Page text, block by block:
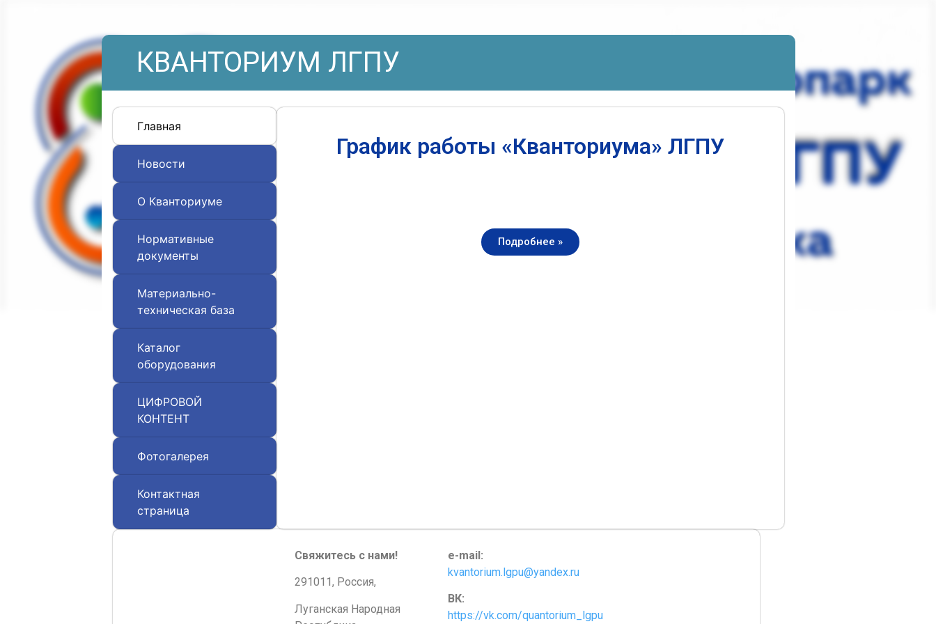
КВАНТОРИУМ ЛГПУ
Главная
Новости
О Кванториуме
Нормативные
документы
Материально-
техническая база
Каталог
оборудования
ЦИФРОВОЙ
КОНТЕНТ
Фотогалерея
Контактная
страница
График работы «Кванториума» ЛГПУ
Подробнее »
Свяжитесь с нами!
291011, Россия,
Луганская Народная
e-mail:
kvantorium.lgpu@yandex.ru
ВК:
https://vk.com/quantorium_lgpu